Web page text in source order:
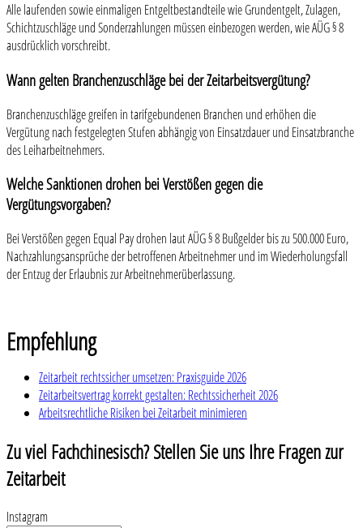
Alle laufenden sowie einmaligen Entgeltbestandteile wie Grundentgelt, Zulagen,
Schichtzuschläge und Sonderzahlungen müssen einbezogen werden, wie AÜG § 8
ausdrücklich vorschreibt.
Wann gelten Branchenzuschläge bei der Zeitarbeitsvergütung?
Branchenzuschläge greifen in tarifgebundenen Branchen und erhöhen die
Vergütung nach festgelegten Stufen abhängig von Einsatzdauer und Einsatzbranche
des Leiharbeitnehmers.
Welche Sanktionen drohen bei Verstößen gegen die
Vergütungsvorgaben?
Bei Verstößen gegen Equal Pay drohen laut AÜG § 8 Bußgelder bis zu 500.000 Euro,
Nachzahlungsansprüche der betroffenen Arbeitnehmer und im Wiederholungsfall
der Entzug der Erlaubnis zur Arbeitnehmerüberlassung.
Empfehlung
Zeitarbeit rechtssicher umsetzen: Praxisguide 2026
Zeitarbeitsvertrag korrekt gestalten: Rechtssicherheit 2026
Arbeitsrechtliche Risiken bei Zeitarbeit minimieren
Zu viel Fachchinesisch? Stellen Sie uns Ihre Fragen zur
Zeitarbeit
Instagram